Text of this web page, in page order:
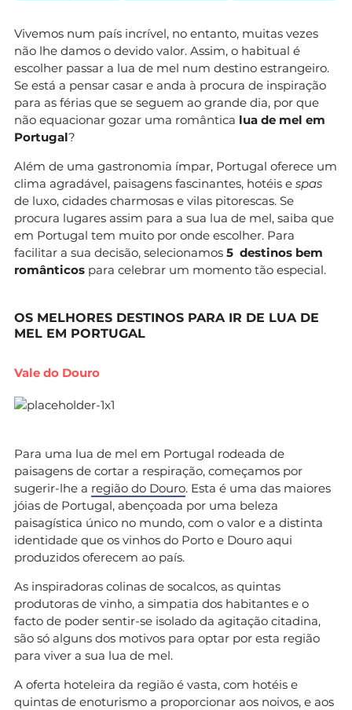
Vivemos num país incrível, no entanto, muitas vezes
não lhe damos o devido valor. Assim, o habitual é
escolher passar a lua de mel num destino estrangeiro.
Se está a pensar casar e anda à procura de inspiração
para as férias que se seguem ao grande dia, por que
não equacionar gozar uma romântica lua de mel em
Portugal?
Além de uma gastronomia ímpar, Portugal oferece um
clima agradável, paisagens fascinantes, hotéis e spas
de luxo, cidades charmosas e vilas pitorescas. Se
procura lugares assim para a sua lua de mel, saiba que
em Portugal tem muito por onde escolher. Para
facilitar a sua decisão, selecionamos 5 destinos bem
românticos para celebrar um momento tão especial.
OS MELHORES DESTINOS PARA IR DE LUA DE
MEL EM PORTUGAL
Vale do Douro
Para uma lua de mel em Portugal rodeada de
paisagens de cortar a respiração, começamos por
sugerir-lhe a região do Douro. Esta é uma das maiores
jóias de Portugal, abençoada por uma beleza
paisagística único no mundo, com o valor e a distinta
identidade que os vinhos do Porto e Douro aqui
produzidos oferecem ao país.
As inspiradoras colinas de socalcos, as quintas
produtoras de vinho, a simpatia dos habitantes e o
facto de poder sentir-se isolado da agitação citadina,
são só alguns dos motivos para optar por esta região
para viver a sua lua de mel.
A oferta hoteleira da região é vasta, com hotéis e
quintas de enoturismo a proporcionar aos noivos, e aos